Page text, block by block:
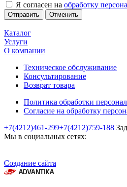
Я согласен на обработку
Отменить
Каталог
Услуги
О компании
Техническое обслуживание
Консультирование
Возврат товара
Политика обработки
Согласие на обработку
+7(4212)461-299+7(4212)759-188
Мы в социальных сетях:
Создание сайта